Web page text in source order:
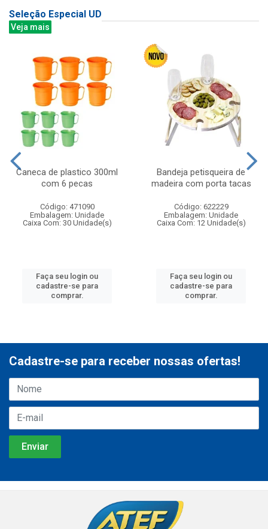
Seleção Especial UD
Veja mais
Caneca de plastico 300ml
com 6 pecas
Código: 471090
Embalagem: Unidade
Caixa Com: 30 Unidade(s)
Faça seu login ou
cadastre-se para
comprar.
Bandeja petisqueira de
madeira com porta tacas
Código: 622229
Embalagem: Unidade
Caixa Com: 12 Unidade(s)
Faça seu login ou
cadastre-se para
comprar.
Cadastre-se para receber nossas ofertas!